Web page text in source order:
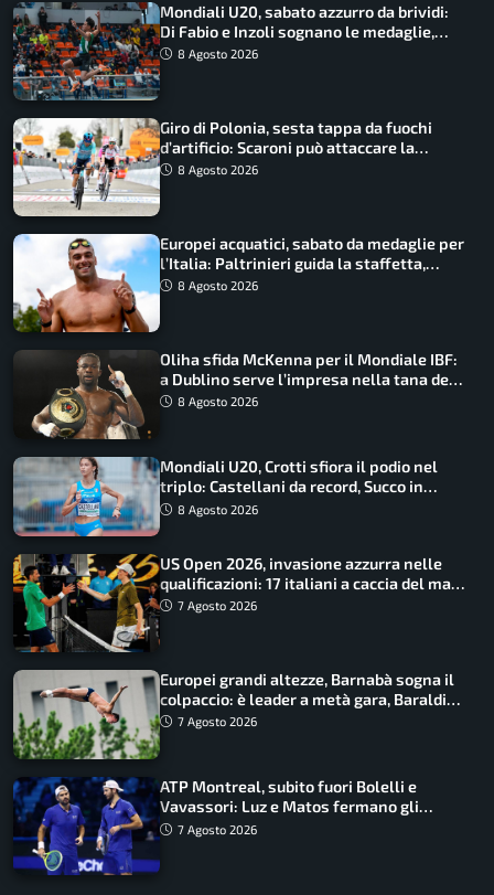
Mondiali U20, sabato azzurro da brividi:
Di Fabio e Inzoli sognano le medaglie,
Castellani e Succo in finale
8 Agosto 2026
Giro di Polonia, sesta tappa da fuochi
d’artificio: Scaroni può attaccare la
maglia di Lemmen
8 Agosto 2026
Europei acquatici, sabato da medaglie per
l’Italia: Paltrinieri guida la staffetta,
Barnabà sogna l’oro dalle grandi altezze
8 Agosto 2026
Oliha sfida McKenna per il Mondiale IBF:
a Dublino serve l’impresa nella tana del
lupo8 Agosto 2026
Mondiali U20, Crotti sfiora il podio nel
triplo: Castellani da record, Succo in
finale
8 Agosto 2026
US Open 2026, invasione azzurra nelle
qualificazioni: 17 italiani a caccia del main
draw7 Agosto 2026
Europei grandi altezze, Barnabà sogna il
colpaccio: è leader a metà gara, Baraldi
ancora in corsa
7 Agosto 2026
ATP Montreal, subito fuori Bolelli e
Vavassori: Luz e Matos fermano gli
azzurri
7 Agosto 2026